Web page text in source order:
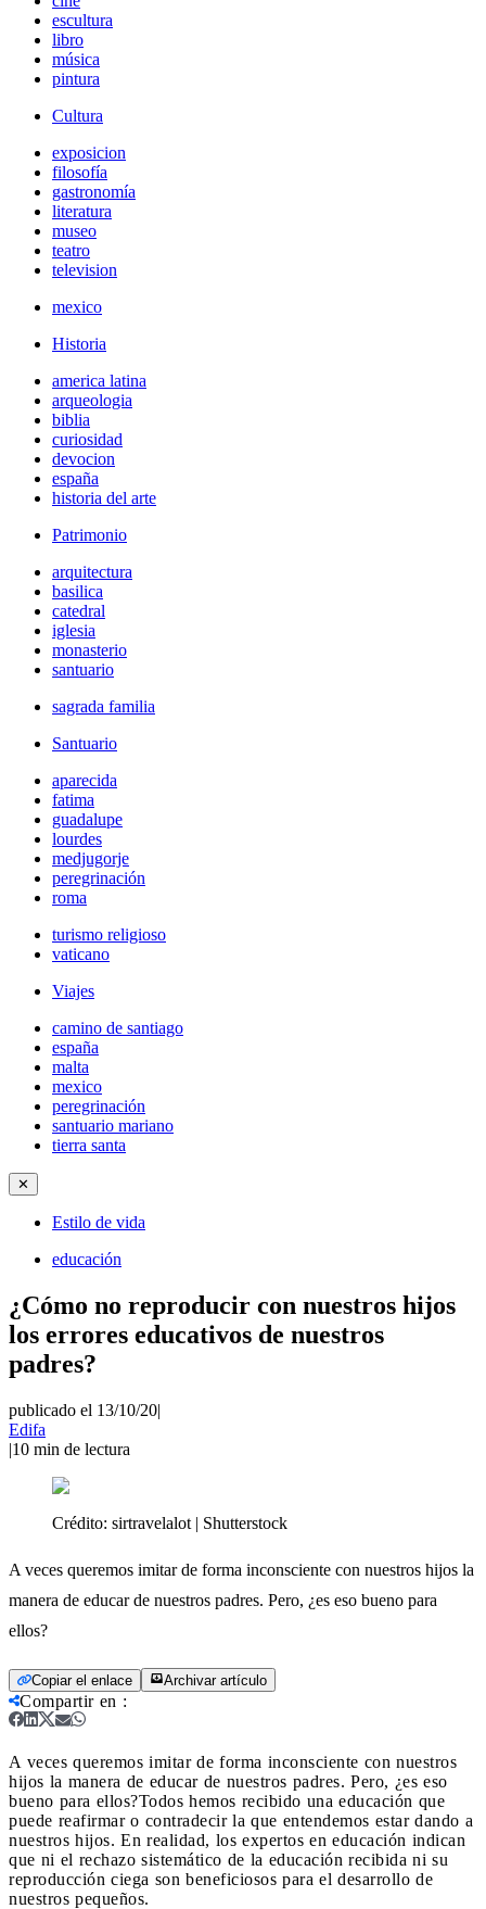
escultura
libro
música
pintura
Cultura
exposicion
filosofía
gastronomía
literatura
museo
teatro
television
mexico
Historia
america latina
arqueologia
biblia
curiosidad
devocion
españa
historia del arte
Patrimonio
arquitectura
basilica
catedral
iglesia
monasterio
santuario
sagrada familia
Santuario
aparecida
fatima
guadalupe
lourdes
medjugorje
peregrinación
roma
turismo religioso
vaticano
Viajes
camino de santiago
españa
malta
mexico
peregrinación
santuario mariano
tierra santa
✕
Estilo de vida
educación
¿Cómo no reproducir con nuestros hijos
los errores educativos de nuestros
padres?
publicado el 13/10/20|
Edifa
|10 min de lectura
Crédito: sirtravelalot | Shutterstock
A veces queremos imitar de forma inconsciente con nuestros hijos la
manera de educar de nuestros padres. Pero, ¿es eso bueno para
ellos?
Copiar el enlace Archivar artículo
Compartir en :
A veces queremos imitar de forma inconsciente con nuestros
hijos la manera de educar de nuestros padres. Pero, ¿es eso
bueno para ellos?Todos hemos recibido una educación que
puede reafirmar o contradecir la que entendemos estar dando a
nuestros hijos. En realidad, los expertos en educación indican
que ni el rechazo sistemático de la educación recibida ni su
reproducción ciega son beneficiosos para el desarrollo de
nuestros pequeños.